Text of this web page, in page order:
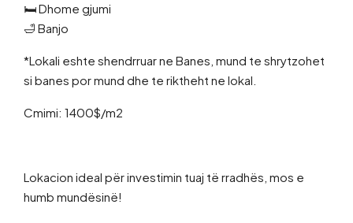
🛏 Dhome gjumi
🛁 Banjo
*Lokali eshte shendrruar ne Banes, mund te shrytzohet
si banes por mund dhe te riktheht ne lokal.
Cmimi: 1400$/m2
Lokacion ideal për investimin tuaj të rradhës, mos e
humb mundësinë!